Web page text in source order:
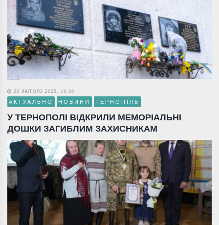
20 ЛЮТОГО 2025, 18:26
АКТУАЛЬНО НОВИНИ ТЕРНОПІЛЬ
У ТЕРНОПОЛІ ВІДКРИЛИ МЕМОРІАЛЬНІ
ДОШКИ ЗАГИБЛИМ ЗАХИСНИКАМ